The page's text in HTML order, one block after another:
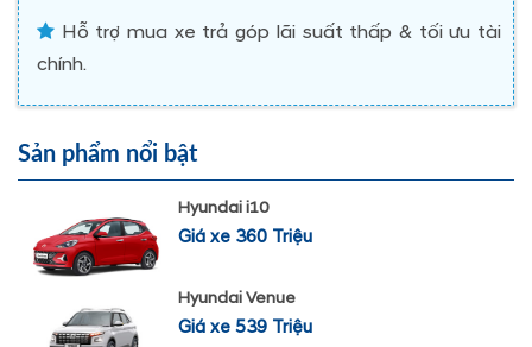
Hỗ trợ mua xe trả góp lãi suất thấp & tối ưu tài
chính.
Sản phẩm nổi bật
Hyundai i10
Giá xe 360 Triệu
Hyundai Venue
Giá xe 539 Triệu